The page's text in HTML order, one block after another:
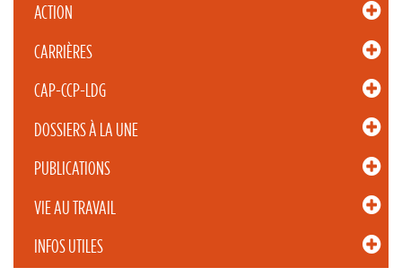
ACTION
CARRIÈRES
CAP-CCP-LDG
DOSSIERS À LA UNE
PUBLICATIONS
VIE AU TRAVAIL
INFOS UTILES